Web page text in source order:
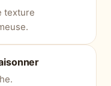
texture